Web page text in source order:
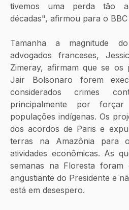
tivemos uma perda tão
décadas", afirmou para o BBC
Tamanha a magnitude
advogados franceses,
Zimeray, afirmam que se os
Jair Bolsonaro forem
considerados crimes
principalmente por
populações indígenas. Os
dos acordos de Paris e
terras na Amazônia para
atividades econômicas. As
semanas na Floresta
angustiante do Presidente e
está em desespero.